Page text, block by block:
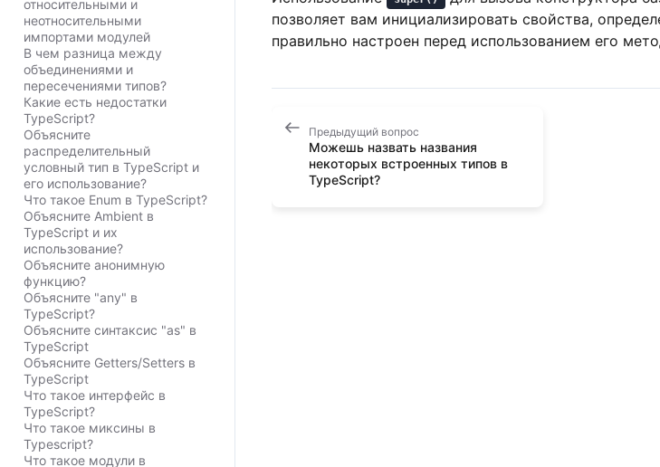
относительными и
неотносительными
импортами модулей
В чем разница между
объединениями и
пересечениями типов?
Какие есть недостатки
TypeScript?
Объясните
распределительный
условный тип в TypeScript и
его использование?
Что такое Enum в TypeScript?
Объясните Ambient в
TypeScript и их
использование?
Объясните анонимную
функцию?
Объясните "any" в
TypeScript?
Объясните синтаксис "as" в
TypeScript
Объясните Getters/Setters в
TypeScript
Что такое интерфейс в
TypeScript?
Что такое миксины в
Typescript?
Что такое модули в
позволяет вам инициализировать свойства,
правильно настроен перед использованием его
Предыдущий вопрос
Можешь назвать названия
некоторых встроенных типов в
TypeScript?